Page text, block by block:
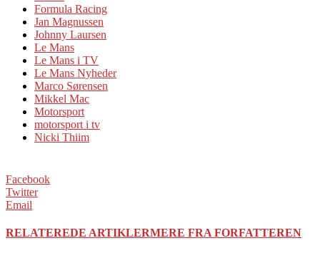
Formula Racing
Jan Magnussen
Johnny Laursen
Le Mans
Le Mans i TV
Le Mans Nyheder
Marco Sørensen
Mikkel Mac
Motorsport
motorsport i tv
Nicki Thiim
Facebook
Twitter
Email
RELATEREDE ARTIKLERMERE FRA FORFATTEREN